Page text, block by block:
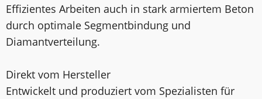
Effizientes Arbeiten auch in stark armiertem Beton
durch optimale Segmentbindung und
Diamantverteilung.
Direkt vom Hersteller
Entwickelt und produziert vom Spezialisten für